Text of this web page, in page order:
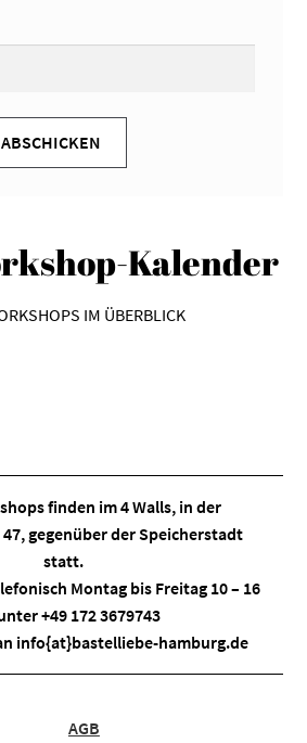
Kalender
IM ÜBERBLICK
finden im4 Walls, in der
47, gegenüber der Speicherstadt
statt.
Montag bis Freitag 10 – 16
+49 172 3679743
info{at}bastelliebe-hamburg.de
AGB